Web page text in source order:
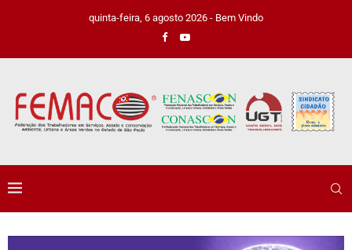
quinta-feira, 6 agosto 2026 - Bem Vindo